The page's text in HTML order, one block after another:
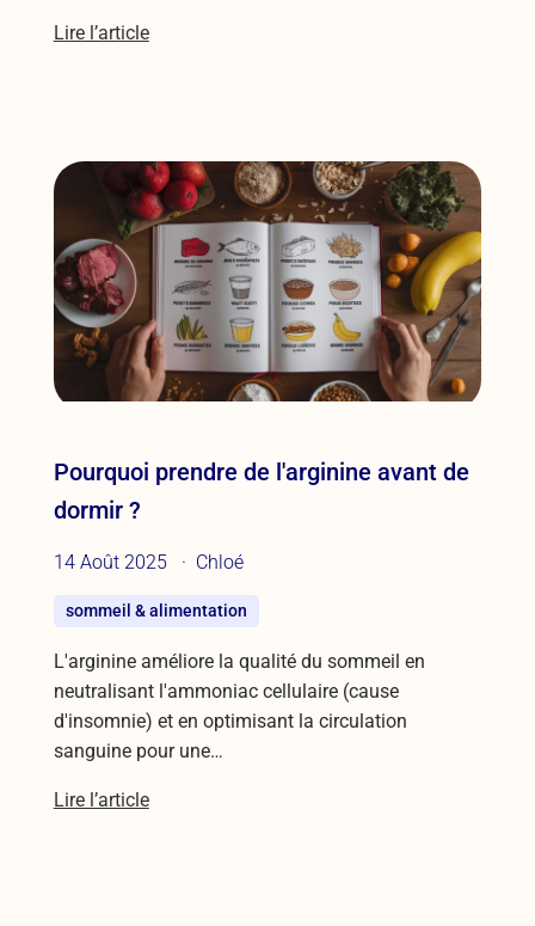
Lire l’article
Pourquoi prendre de l'arginine avant de
dormir ?
14 Août 2025 Chloé
sommeil & alimentation
L'arginine améliore la qualité du sommeil en
neutralisant l'ammoniac cellulaire (cause
d'insomnie) et en optimisant la circulation
sanguine pour une…
Lire l’article